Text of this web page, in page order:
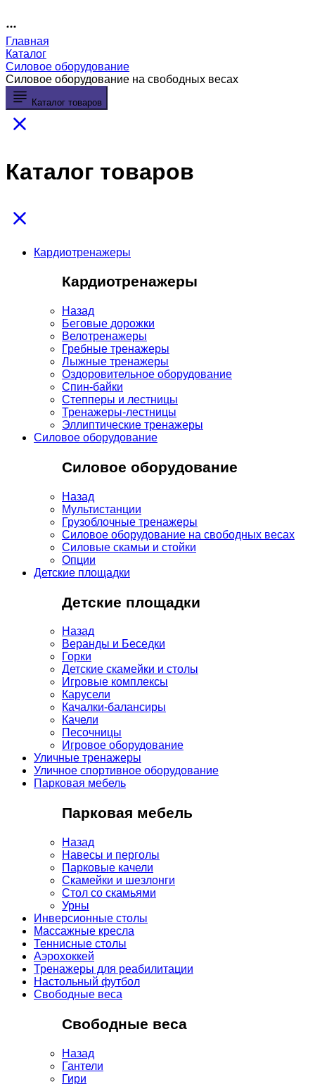
Главная
Каталог
Силовое оборудование
Силовое оборудование на свободных весах
Каталог товаров
Каталог товаров
Кардиотренажеры
Кардиотренажеры
Назад
Беговые дорожки
Велотренажеры
Гребные тренажеры
Лыжные тренажеры
Оздоровительное оборудование
Спин-байки
Степперы и лестницы
Тренажеры-лестницы
Эллиптические тренажеры
Силовое оборудование
Силовое оборудование
Назад
Мультистанции
Грузоблочные тренажеры
Силовое оборудование на свободных весах
Силовые скамьи и стойки
Опции
Детские площадки
Детские площадки
Назад
Веранды и Беседки
Горки
Детские скамейки и столы
Игровые комплексы
Карусели
Качалки-балансиры
Качели
Песочницы
Игровое оборудование
Уличные тренажеры
Уличное спортивное оборудование
Парковая мебель
Парковая мебель
Назад
Навесы и перголы
Парковые качели
Скамейки и шезлонги
Стол со скамьями
Урны
Инверсионные столы
Массажные кресла
Теннисные столы
Аэрохоккей
Тренажеры для реабилитации
Настольный футбол
Свободные веса
Свободные веса
Назад
Гантели
Гири